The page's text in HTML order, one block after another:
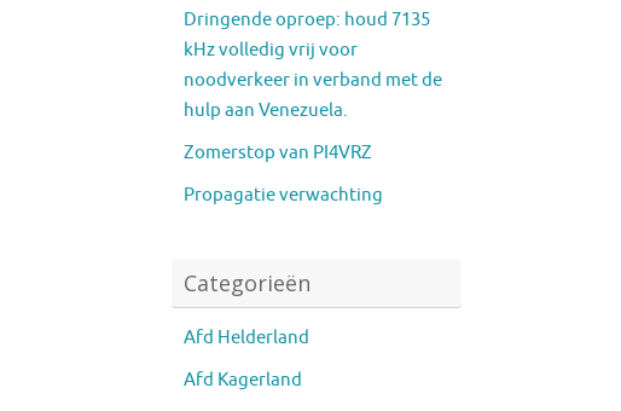
Dringende oproep: houd 7135
kHz volledig vrij voor
noodverkeer in verband met de
hulp aan Venezuela.
Zomerstop van PI4VRZ
Propagatie verwachting
Categorieën
Afd Helderland
Afd Kagerland